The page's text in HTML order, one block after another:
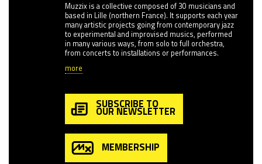
Muzzix is a collective composed of 30 musicians and
based in Lille (northern France). It supports each year
many artistic projects going from contemporary jazz
to experimental and improvised musics, performed
in many various ways, from solo to full orchestra,
from concerts to installations or performances.
more
SUBSCRIBE TO
OUR NEWSLETTER
MEMBERSHIP